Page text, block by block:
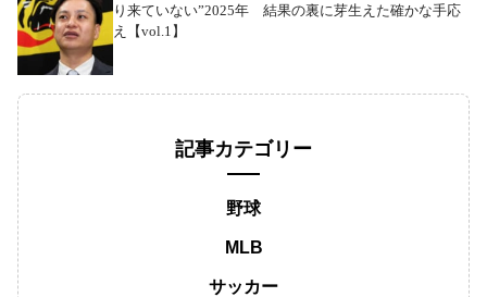
り来ていない”2025年 結果の裏に芽生えた確かな手応
え【vol.1】
記事カテゴリー
野球
MLB
サッカー